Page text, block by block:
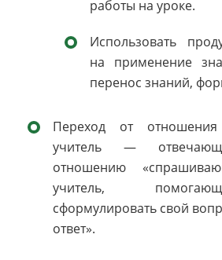
работы на уроке.
Использовать
на применение
перенос знаний,
Переход от
учитель —
отношению
учитель,
сформулировать свой
ответ».